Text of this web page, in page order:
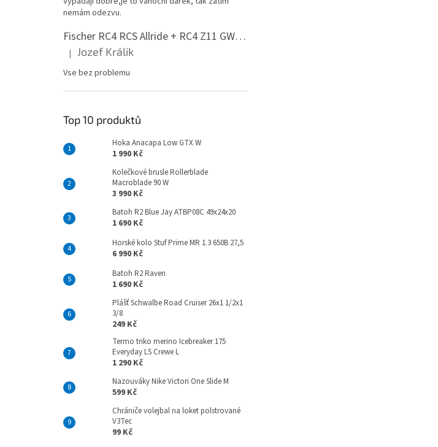
nemám odezvu.
Fischer RC4 RCS Allride + RC4 Z11 GW PR
Hodnocení produktu je 5 z 5 hvězdiček.
| Jozef Králik
Vse bez problemu
Top 10 produktů
Hoka Anacapa Low GTX W
1 990 Kč
Kolečkové brusle Rollerblade
Macroblade 90 W
3 990 Kč
Batoh R2 Blue Jay ATBP08C 49x24x20
1 690 Kč
Horské kolo Stuf Prime MR 1.3 650B 27,5
6 990 Kč
Batoh R2 Raven
1 690 Kč
Plášť Schwalbe Road Cruiser 26x1 1/2x1
3/8
249 Kč
Termo triko merino Icebreaker 175
Everyday LS Crewe L
1 290 Kč
Nazouváky Nike Victori One Slide M
599 Kč
Chrániče volejbal na loket polstrované
V3Tec
99 Kč